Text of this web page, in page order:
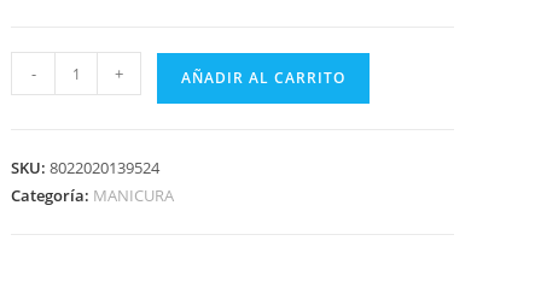
- + AÑADIR AL CARRITO
SKU:8022020139524
Categoría: MANICURA